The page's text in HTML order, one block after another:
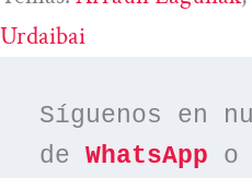
Urdaibai
Síguenos en
de WhatsApp o